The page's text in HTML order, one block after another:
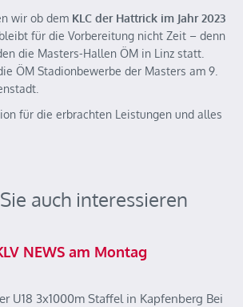
wir ob dem KLC der Hattrick im Jahr 2023
für die Vorbereitung nicht Zeit – denn
die Masters-Hallen ÖM in Linz statt.
ÖM Stadionbewerbe der Masters am 9.
für die erbrachten Leistungen und alles
auch interessieren
NEWS am Montag
U18 3x1000m Staffel in Kapfenberg Bei